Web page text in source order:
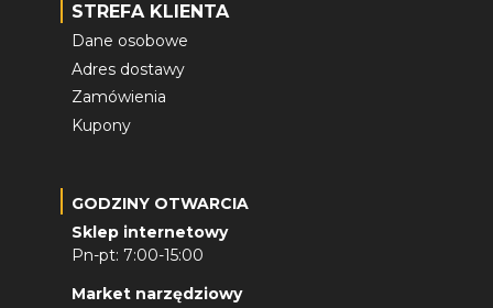
STREFA KLIENTA
Dane osobowe
Adres dostawy
Zamówienia
Kupony
GODZINY OTWARCIA
Sklep internetowy
Pn-pt: 7:00-15:00
Market narzędziowy